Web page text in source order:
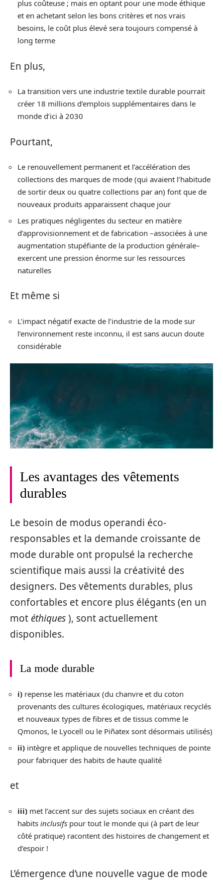
plus coûteuse ; mais en optant pour une mode éthique
et en achetant selon les bons critères et nos vrais
besoins, le coût plus élevé sera toujours compensé à
long terme
En plus,
La transition vers une industrie textile durable pourrait
créer 18 millions d’emplois supplémentaires dans le
monde d’ici à 2030
Pourtant,
Le renouvellement permanent et l’accélération des
collections des marques de mode (qui avaient l’habitude
de sortir deux ou quatre collections par an) font que de
nouveaux produits apparaissent chaque jour
Les pratiques négligentes du secteur en matière
d’approvisionnement et de fabrication –associées à une
augmentation stupéfiante de la production générale–
exercent une pression énorme sur les ressources
naturelles
Et même si
L’impact négatif exacte de l’industrie de la mode sur
l’environnement reste inconnu, il est sans aucun doute
considérable
Les avantages des vêtements
durables
Le besoin de modus operandi éco-
responsables et la demande croissante de
mode durable ont propulsé la recherche
scientifique mais aussi la créativité des
designers. Des vêtements durables, plus
confortables et encore plus élégants (en un
mot éthiques), sont actuellement
disponibles.
La mode durable
i) repense les matériaux (du chanvre et du coton
provenants des cultures écologiques, matériaux recyclés
et nouveaux types de fibres et de tissus comme le
Qmonos, le Lyocell ou le Piñatex sont désormais utilisés)
ii) intègre et applique de nouvelles techniques de pointe
pour fabriquer des habits de haute qualité
et
iii) met l’accent sur des sujets sociaux en créant des
habits inclusifs pour tout le monde qui (à part de leur
côté pratique) racontent des histoires de changement et
d’espoir !
L’émergence d’une nouvelle vague de mode